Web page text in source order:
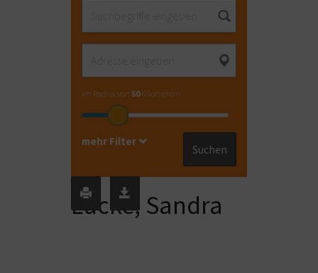
im Radius von 50Kilometern
Suchen
mehr Filter
Lücke, Sandra